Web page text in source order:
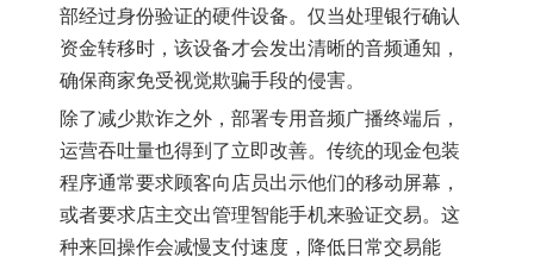
部经过身份验证的硬件设备。仅当处理银行确认
资金转移时，该设备才会发出清晰的音频通知，
确保商家免受视觉欺骗手段的侵害。
除了减少欺诈之外，部署专用音频广播终端后，
运营吞吐量也得到了立即改善。传统的现金包装
程序通常要求顾客向店员出示他们的移动屏幕，
或者要求店主交出管理智能手机来验证交易。这
种来回操作会减慢支付速度，降低日常交易能